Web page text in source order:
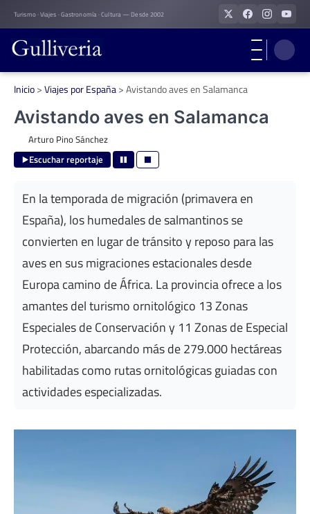
Skip
to
content
Turismo · Viajes · Gastronomía · Cultura — Desde 2002
Inicio>Viajes por España>Avistando aves en Salamanca
Avistando aves en Salamanca
Arturo Pino Sánchez
Escuchar reportaje
En la temporada de migración (primavera en
España), los humedales de salmantinos se
convierten en lugar de tránsito y reposo para las
aves en sus migraciones estacionales desde
Europa camino de África. La provincia ofrece a los
amantes del turismo ornitológico 13 Zonas
Especiales de Conservación y 11 Zonas de Especial
Protección, abarcando más de 279.000 hectáreas
habilitadas como rutas ornitológicas guiadas con
actividades especializadas.